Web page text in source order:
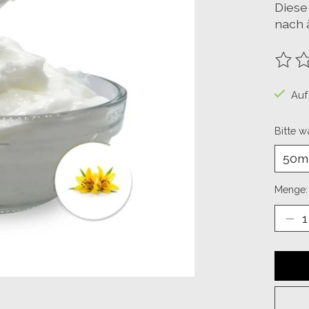
nach
Die
Auf
Bitte
Menge: